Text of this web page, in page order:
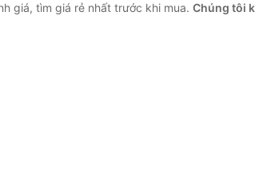
giá, tìm giá rẻ nhất trước khi mua. Chúng tôi